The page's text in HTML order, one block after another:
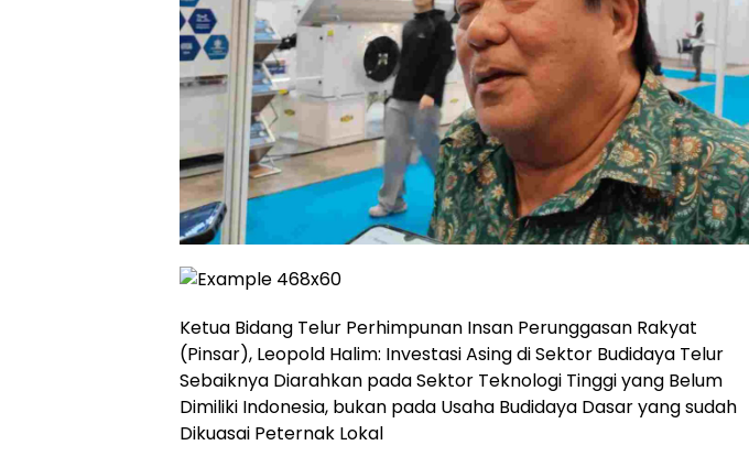
Ketua Bidang Telur Perhimpunan Insan Perunggasan Rakyat
(Pinsar), Leopold Halim: Investasi Asing di Sektor Budidaya Telur
Sebaiknya Diarahkan pada Sektor Teknologi Tinggi yang Belum
Dimiliki Indonesia, bukan pada Usaha Budidaya Dasar yang sudah
Dikuasai Peternak Lokal